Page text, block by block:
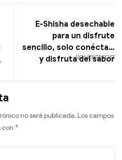
SIGUIENTE POST
E-Shisha desechable
para un disfrute
sencillo, solo conéctala
y disfruta del sabor
no será publicada. Los campos
con *